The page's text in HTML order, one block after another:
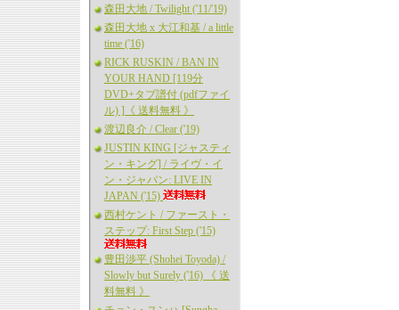
森田大地 / Twilight ('11/'19)
森田大地 x 大江和基 / a little
time ('16)
RICK RUSKIN / BAN IN
YOUR HAND [119分
DVD+タブ譜付 (pdfファイ
ル) ]《 送料無料 》
渡辺良介 / Clear ('19)
JUSTIN KING [ジャスティ
ン・キング] / ライヴ・イ
ン・ジャパン: LIVE IN
JAPAN ('15)
西村ケント / ファースト・
ステップ: First Step ('15)
豊田渉平 (Shohei Toyoda) /
Slowly but Surely ('16) 《 送
料無料 》